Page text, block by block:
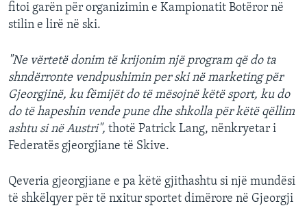
fitoi garën për organizimin e Kampionatit Botëror në
stilin e lirë në ski.
"Ne vërtetë donim të krijonim një program që do ta
shndërronte vendpushimin per ski në marketing për
Gjeorgjinë, ku fëmijët do të mësojnë këtë sport, ku do
do të hapeshin vende pune dhe shkolla për këtë qëllim
ashtu si në Austri", thotë Patrick Lang, nënkryetar i
Federatës gjeorgjiane të Skive.
Qeveria gjeorgjiane e pa këtë gjithashtu si një mundësi
të shkëlqyer për të nxitur sportet dimërore në Gjeorgji